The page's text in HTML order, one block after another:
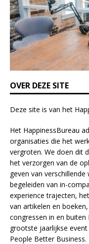
e
l
d
b
l
a
n
k
.
OVER DEZE SITE
Deze site is van het
Het HappinessBureau
organisaties die het
vergroten. We doen dit
het verzorgen van de
geven van verschillende
begeleiden van in-
experiencetrajecten,
van artikelen en boeken
congressen in en
grootste jaarlijkse
People Better Business.